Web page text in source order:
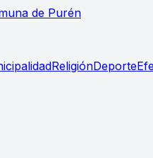
de Purén
ReligiónDeporte